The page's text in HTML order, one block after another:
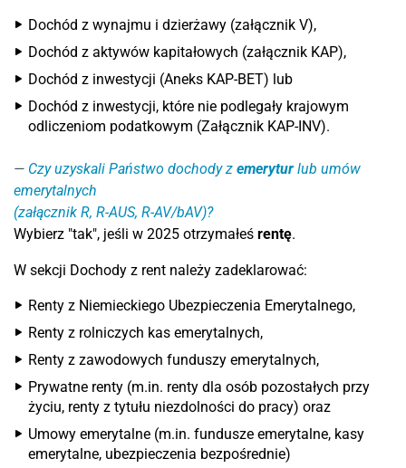
Dochód z wynajmu i dzierżawy (załącznik V),
Dochód z aktywów kapitałowych (załącznik KAP),
Dochód z inwestycji (Aneks KAP-BET) lub
Dochód z inwestycji, które nie podlegały krajowym
odliczeniom podatkowym (Załącznik KAP-INV).
Czy uzyskali Państwo dochody z emerytur lub umów
emerytalnych
(załącznik R, R-AUS, R-AV/bAV)?
Wybierz "tak", jeśli w 2025 otrzymałeś rentę.
W sekcji Dochody z rent należy zadeklarować:
Renty z Niemieckiego Ubezpieczenia Emerytalnego,
Renty z rolniczych kas emerytalnych,
Renty z zawodowych funduszy emerytalnych,
Prywatne renty (m.in. renty dla osób pozostałych przy
życiu, renty z tytułu niezdolności do pracy) oraz
Umowy emerytalne (m.in. fundusze emerytalne, kasy
emerytalne, ubezpieczenia bezpośrednie)